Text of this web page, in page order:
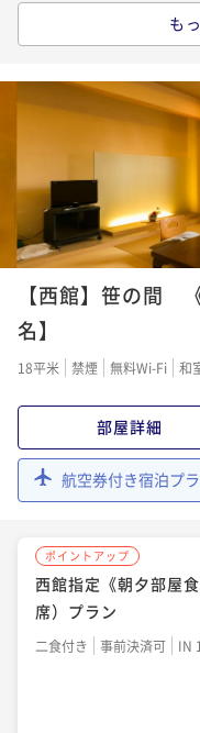
西館指定《朝夕部屋
ラン
二食付き 事前決済可
IN
ポイントアップ
《朝夕部屋食》自由
り！親子で学ぶ夏冒
二食付き 事前決済可
も
【西館】笹の間
名】
18平米 禁煙 無料Wi-Fi 和
部屋詳細
航空券付き宿泊プ
ポイントアップ
西館指定《朝夕部屋
席）プラン
二食付き 事前決済可
IN